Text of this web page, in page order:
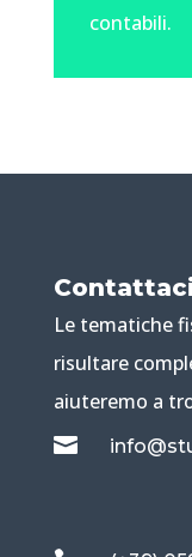
contabili.
Le tematiche
risultare
aiuteremo a
